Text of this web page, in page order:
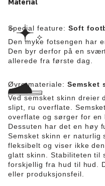
Material
Special feature: Soft
Den myke fotsengen har
Den byr derfor på en
allerede fra første dag.
Øvre materiale: Semsket
Ved semsket skinn dreier
slipt, ru overflate.
overflate og sørger for en
Dessuten har det en høy
Semsket skinn er naturlig
fleksibelt og viser ikke
glatt skinn. Stabiliteten til
forskjellig fra hud til hud.
eller produksjonsfeil.